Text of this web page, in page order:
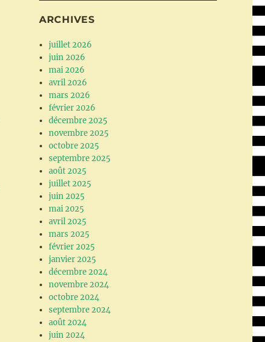
ARCHIVES
juillet 2026
juin 2026
mai 2026
avril 2026
mars 2026
février 2026
décembre 2025
novembre 2025
octobre 2025
septembre 2025
août 2025
juillet 2025
juin 2025
mai 2025
avril 2025
mars 2025
février 2025
janvier 2025
décembre 2024
novembre 2024
octobre 2024
septembre 2024
août 2024
juin 2024